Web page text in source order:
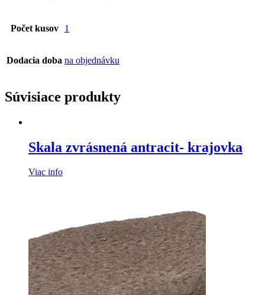
Počet kusov 1
Dodacia doba na objednávku
Súvisiace produkty
Skala zvrásnená antracit- krajovka
Viac info